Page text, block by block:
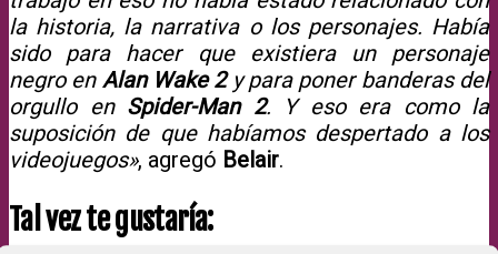
la historia, la narrativa o los personajes. Había
sido para hacer que existiera un personaje
negro en Alan Wake 2y para poner banderas del
orgullo en Spider-Man 2. Y eso era como la
suposición de que habíamos despertado a los
videojuegos», agregó Belair.
Tal vez te gustaría: